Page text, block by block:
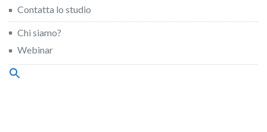
Contatta lo studio
Chi siamo?
Webinar
Search